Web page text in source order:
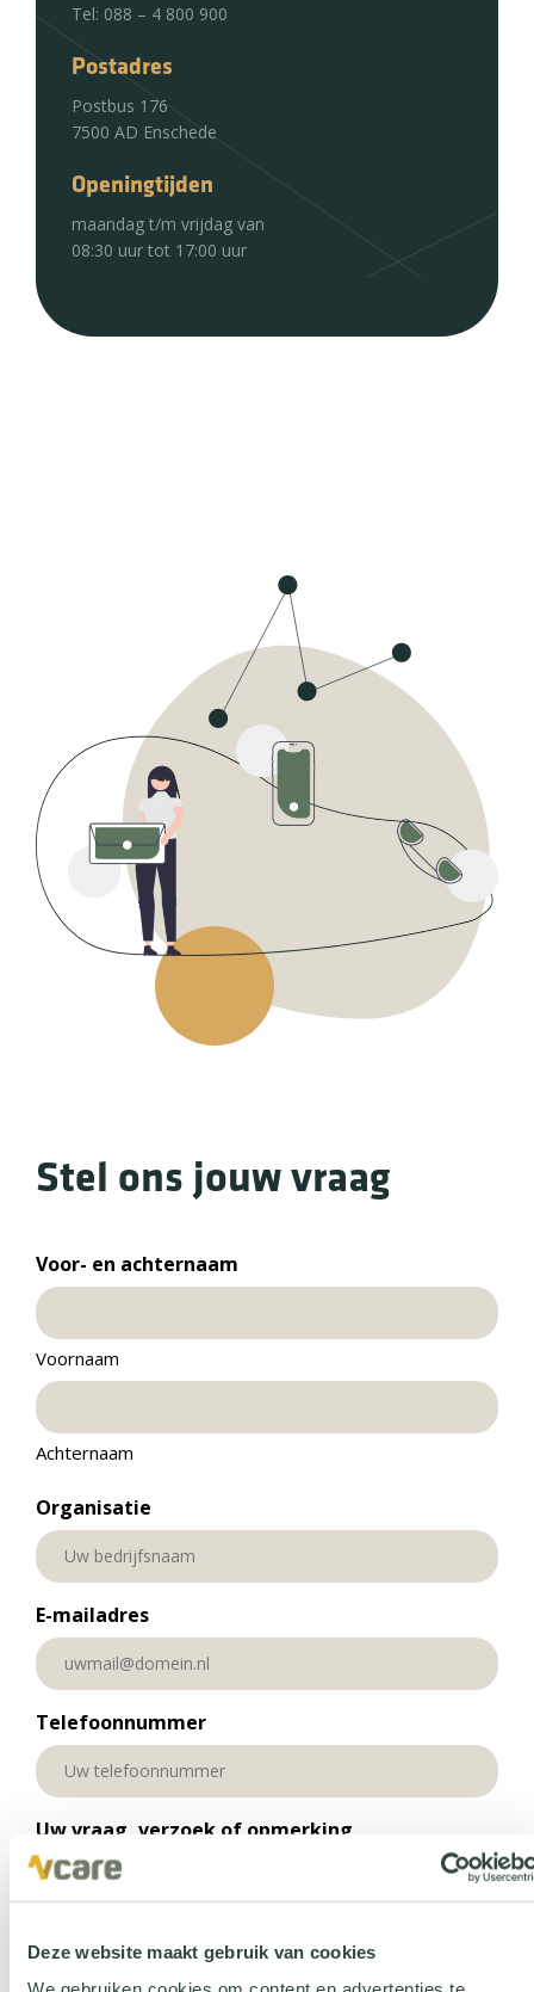
Deze website maakt gebruik van cookies
Tel: 088 – 4 800 900
Postadres
Postbus 176
7500 AD Enschede
Openingtijden
maandag t/m vrijdag van
08:30 uur tot 17:00 uur
Stel ons jouw vraag
Voor- en achternaam
Voornaam
Achternaam
Organisatie
E-mailadres
Telefoonnummer
Uw vraag, verzoek of opmerking